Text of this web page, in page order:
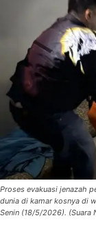
Proses evakuasi jenazah
dunia di kamar kosnya di
Senin (18/5/2026). (Suara